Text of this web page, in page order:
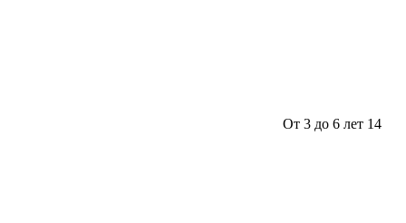
От 3 до 6 лет 14